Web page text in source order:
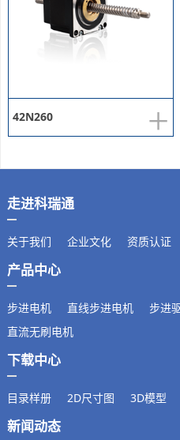
+
42N260
走进科瑞通
关于我们 企业文化 资质认证
产品中心
步进电机 直线步进电机 步进
直流无刷电机
下载中心
目录样册 2D尺寸图 3D模型
新闻动态